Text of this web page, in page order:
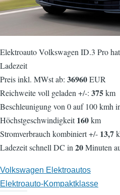
Elektroauto Volkswagen ID.3 Pro
Ladezeit
Preis inkl. MWst ab: 36960EUR
Reichweite voll geladen +/-: 375km
Beschleunigung von 0 auf 100 kmh
Höchstgeschwindigkeit160km
Stromverbrauch kombiniert +/- 13,7
Ladezeit schnell DC in 20Minuten
Volkswagen Elektroautos
Elektroauto-Kompaktklasse